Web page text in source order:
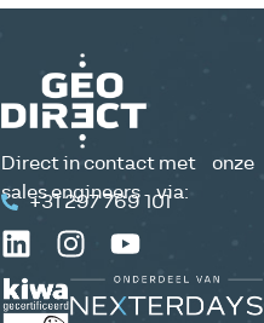
Direct in contact met onze
sales engineers via:
+31 297 769 101